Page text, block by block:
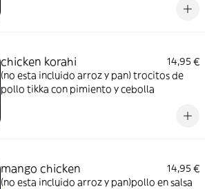
chicken korahi
14,95 €
(no esta incluido arroz y pan) trocitos de
pollo tikka con pimiento y cebolla
mango chicken
14,95 €
(no esta incluido arroz y pan)pollo en salsa